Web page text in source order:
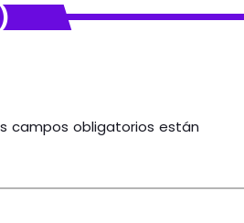
campos obligatorios están